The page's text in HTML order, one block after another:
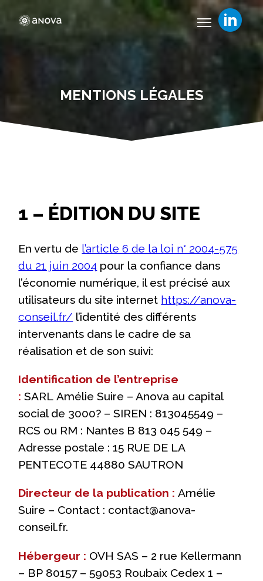
MENTIONS LÉGALES
1 – ÉDITION DU SITE
En vertu de l’article 6 de la loi n° 2004-575
du 21 juin 2004 pour la confiance dans
l’économie numérique, il est précisé aux
utilisateurs du site internet https://anova-
conseil.fr/ l’identité des différents
intervenants dans le cadre de sa
réalisation et de son suivi:
Identification de l’entreprise
: SARL Amélie Suire – Anova au capital
social de 3000? – SIREN : 813045549 –
RCS ou RM : Nantes B 813 045 549 –
Adresse postale : 15 RUE DE LA
PENTECOTE 44880 SAUTRON
Directeur de la publication :Amélie
Suire – Contact : contact@anova-
conseil.fr.
Hébergeur : OVH SAS – 2 rue Kellermann
– BP 80157 – 59053 Roubaix Cedex 1 –